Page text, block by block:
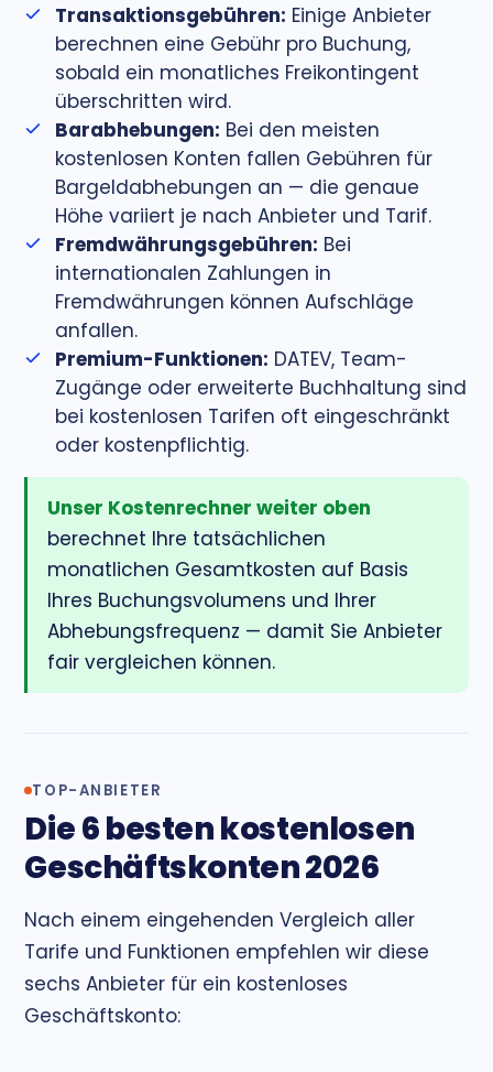
Transaktionsgebühren: Einige Anbieter
berechnen eine Gebühr pro Buchung,
sobald ein monatliches Freikontingent
überschritten wird.
Barabhebungen: Bei den meisten
kostenlosen Konten fallen Gebühren für
Bargeldabhebungen an — die genaue
Höhe variiert je nach Anbieter und Tarif.
Fremdwährungsgebühren: Bei
internationalen Zahlungen in
Fremdwährungen können Aufschläge
anfallen.
Premium-Funktionen: DATEV, Team-
Zugänge oder erweiterte Buchhaltung sind
bei kostenlosen Tarifen oft eingeschränkt
oder kostenpflichtig.
Unser Kostenrechner weiter oben
berechnet Ihre tatsächlichen
monatlichen Gesamtkosten auf Basis
Ihres Buchungsvolumens und Ihrer
Abhebungsfrequenz — damit Sie Anbieter
fair vergleichen können.
TOP-ANBIETER
Die 6 besten kostenlosen
Geschäftskonten 2026
Nach einem eingehenden Vergleich aller
Tarife und Funktionen empfehlen wir diese
sechs Anbieter für ein kostenloses
Geschäftskonto: